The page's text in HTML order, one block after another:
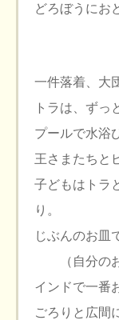
どろぼうにお
一件落着、大
トラは、ずっ
プールで水浴
王さまたちと
子どもはトラ
り。
じぶんのお皿
（自分のお
インドで一番
ごろりと広間